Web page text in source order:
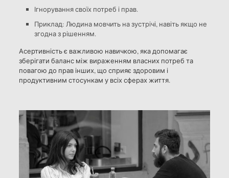
Ігнорування своїх потреб і прав.
Приклад: Людина мовчить на зустрічі, навіть якщо не
згодна з рішенням.
Асертивність є важливою навичкою, яка допомагає
зберігати баланс між вираженням власних потреб та
повагою до прав інших, що сприяє здоровим і
продуктивним стосункам у всіх сферах життя.